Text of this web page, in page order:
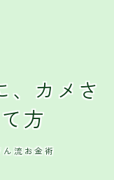
、カメさ
方
流お金術